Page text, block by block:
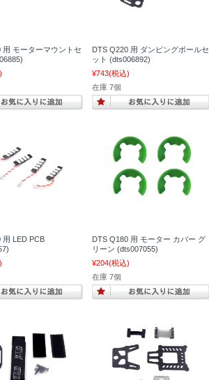
用 モーターマウントセ
DTS Q220 用 ダンピングボールセ
ット (dts006892)
¥743(税込)
在庫 7個
用 LED PCB
DTS Q180 用 モーター カバー グ
リーン (dts007055)
¥204(税込)
在庫 7個